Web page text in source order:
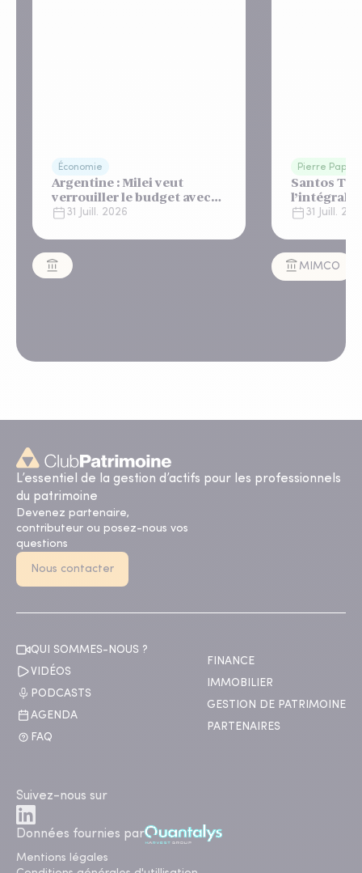
Économie
Argentine : Milei veut
verrouiller le budget avec
un "shutdown"
regard bienveillant du FMI
31 Juill. 2026
Pierre Papier
Santos
31 Juill.
MIMCO
L’essentiel de la gestion d’actifs pour les professionnels
du patrimoine
Devenez partenaire,
contributeur ou posez-nous vos
questions
Nous contacter
QUI SOMMES-NOUS ?
VIDÉOS
PODCASTS
AGENDA
FAQ
FINANCE
IMMOBILIER
GESTION DE PATRIMOINE
PARTENAIRES
Suivez-nous sur
Données fournies par
Mentions légales